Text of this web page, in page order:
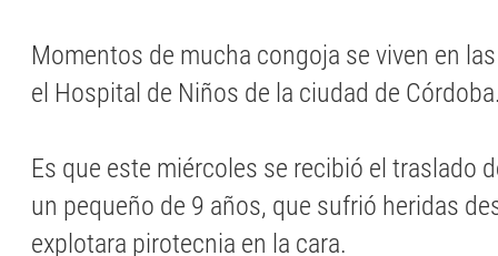
Momentos de mucha congoja se viven en
el Hospital de Niños de la ciudad de
Es que este miércoles se recibió el traslado
un pequeño de 9 años, que sufrió heridas
explotara pirotecnia en la cara.